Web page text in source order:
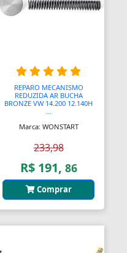
REPARO MECANISMO
REDUZIDA AR BUCHA
BRONZE VW 14.200 12.140H
...
Marca: WONSTART
233,98
R$ 191, 86
Comprar